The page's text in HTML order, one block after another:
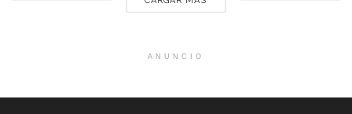
ANUNCIO